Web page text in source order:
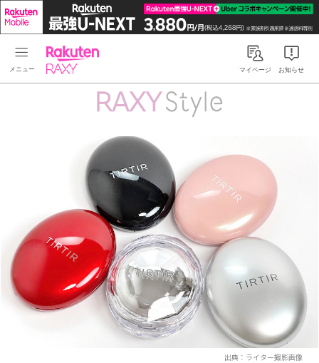
Rakuten RAXYマイページ お知らせ
出典：ライター撮影画像